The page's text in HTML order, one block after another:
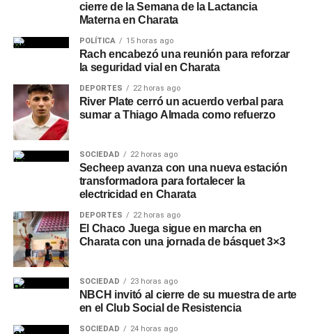
cierre de la Semana de la Lactancia
Materna en Charata
POLÍTICA 15 horas ago
Rach encabezó una reunión para reforzar
la seguridad vial en Charata
DEPORTES 22 horas ago
River Plate cerró un acuerdo verbal para
sumar a Thiago Almada como refuerzo
SOCIEDAD 22 horas ago
Secheep avanza con una nueva estación
transformadora para fortalecer la
electricidad en Charata
DEPORTES 22 horas ago
El Chaco Juega sigue en marcha en
Charata con una jornada de básquet 3×3
SOCIEDAD 23 horas ago
NBCH invitó al cierre de su muestra de arte
en el Club Social de Resistencia
SOCIEDAD 24 horas ago